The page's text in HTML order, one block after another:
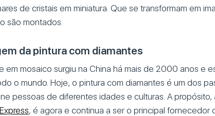
de cristais em miniatura. Que se transformam em
são montados.
da pintura com diamantes
em mosaico surgiu na China há mais de 2000 anos e
o mundo. Hoje, o pintura com diamantes é um dos
pessoas de diferentes idades e culturas. A propósito,
, é agora e continua a ser o principal fornecedor